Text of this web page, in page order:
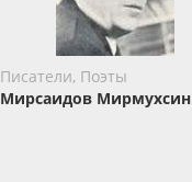
Писатели, Поэты
Мирсаидов Мирмухсин